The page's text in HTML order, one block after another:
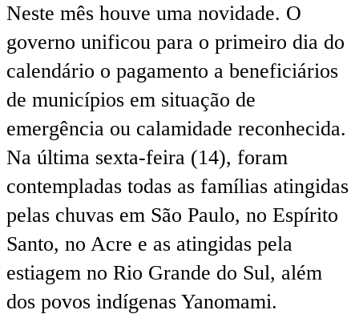
Neste mês houve uma novidade. O
governo unificou para o primeiro dia do
calendário o pagamento a beneficiários
de municípios em situação de
emergência ou calamidade reconhecida.
Na última sexta-feira (14), foram
contempladas todas as famílias atingidas
pelas chuvas em São Paulo, no Espírito
Santo, no Acre e as atingidas pela
estiagem no Rio Grande do Sul, além
dos povos indígenas Yanomami.